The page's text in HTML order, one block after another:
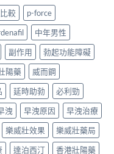
較
p-force
中年男性
副作用
勃起功能障礙
陽藥
威而鋼
延時助勃
必利勁
洩 早洩原因
早洩治療
樂威壯效果
樂威壯藥局
達泊西汀 香港壯陽藥